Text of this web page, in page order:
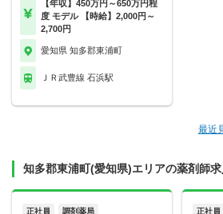
【年収】450万円～650万円程
度 モデル 【時給】2,000円～
2,700円
愛知県 知多郡東浦町
ＪＲ武豊線 石浜駅
最近
知多郡東浦町(愛知県)エリアの薬剤師求
正社員 調剤薬局 正社員